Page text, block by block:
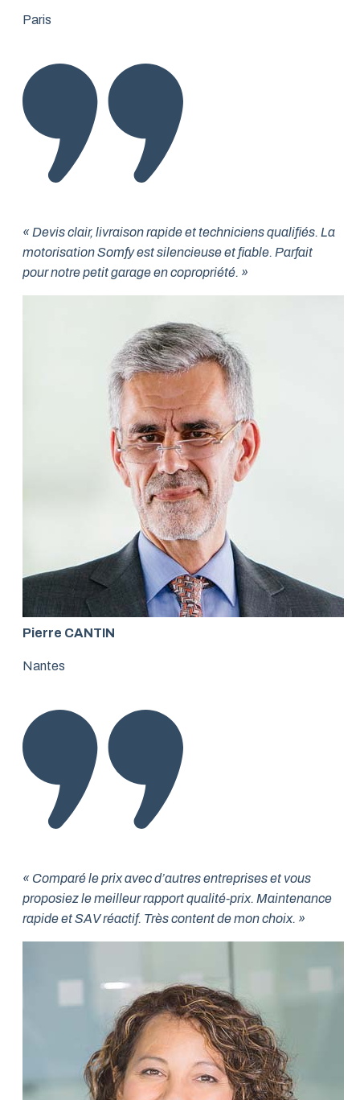
Paris
« Devis clair, livraison rapide et techniciens qualifiés. La
motorisation Somfy est silencieuse et fiable. Parfait
pour notre petit garage en copropriété. »
Pierre CANTIN
Nantes
« Comparé le prix avec d’autres entreprises et vous
proposiez le meilleur rapport qualité-prix. Maintenance
rapide et SAV réactif. Très content de mon choix. »